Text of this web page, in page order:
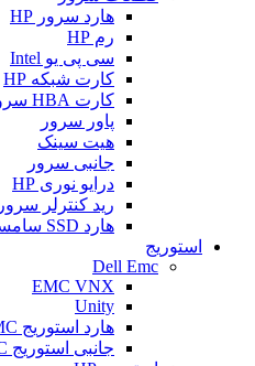
هارد سرور HP
رم HP
سی پی یو Intel
کارت شبکه HP
کارت HBA سرور HP
پاور سرور
هیت سینک
جانبی سرور
درایو نوری HP
رید کنترلر سرور HP
هارد SSD سامسونگ
استوریج
Dell Emc
EMC VNX
Unity
هارد استوریج EMC
جانبی استوریج EMC